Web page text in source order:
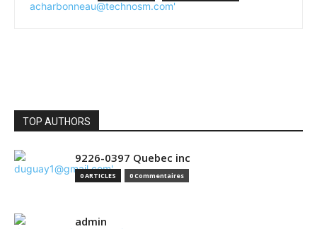
TOP AUTHORS
9226-0397 Quebec inc
0 ARTICLES 0 Commentaires
admin